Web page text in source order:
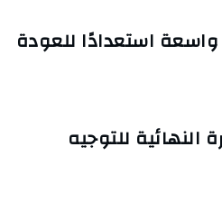
استعدادًا للعودة
النهائية للتوجيه